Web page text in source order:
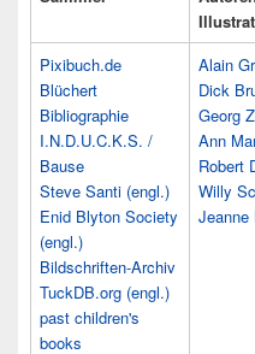
Pixibuch.de
Blüchert
Bibliographie
I.N.D.U.C.K.S. /
Bause
Steve Santi (engl.)
Enid Blyton Society
(engl.)
Bildschriften-Archiv
TuckDB.org (engl.)
past children's
books
Alain
Dick
Georg
Ann
Robert
Willy
Jeanne